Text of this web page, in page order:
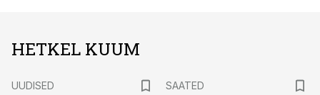
HETKEL KUUM
UUDISED
SAATED